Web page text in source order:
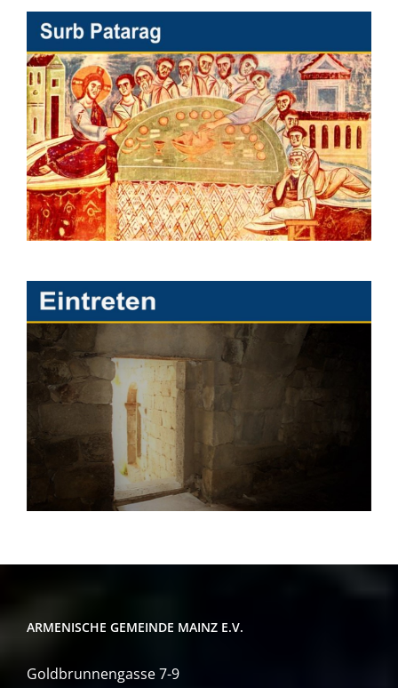
ARMENISCHE GEMEINDE MAINZ E.V.
Goldbrunnengasse 7-9